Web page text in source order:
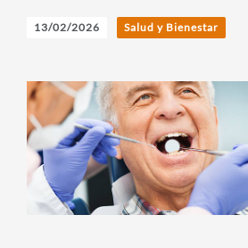
13/02/2026 Salud y Bienestar